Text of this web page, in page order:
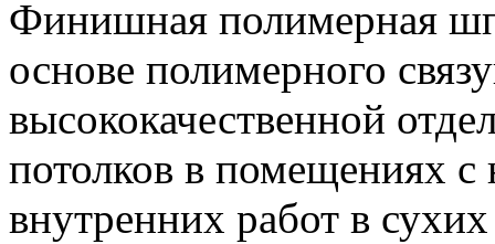
Финишная полимерная
основе полимерного
высококачественной
потолков в помещениях
внутренних работ в